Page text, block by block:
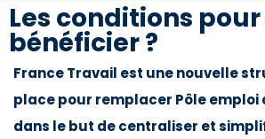
Les conditions
bénéficier ?
France Travail est une nouvelle
place pour remplacer Pôle emploi
dans le but de centraliser et